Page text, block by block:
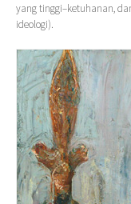
yang tinggi–ketuhanan,
ideologi).